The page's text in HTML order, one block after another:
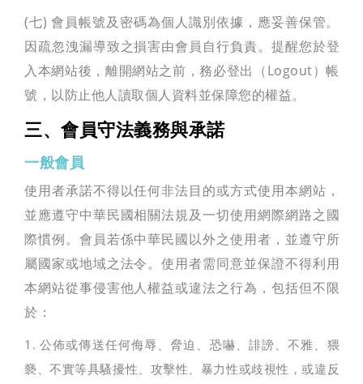
(七) 會員帳號及密碼為個人識別依據，應妥善保管。
因疏忽洩漏導致之損害由會員自行負責。提醒您於登
入本網站後，離開網站之前，務必登出（Logout）帳
號，以防止他人讀取個人資料並保障您的權益。
三、會員守法義務與承諾
一般會員
使用者承諾不得以任何非法目的或方式使用本網站，
並應遵守中華民國相關法規及一切使用網際網路之國
際慣例。會員若係中華民國以外之使用者，並遵守所
屬國家或地域之法令。使用者需同意並保證不得利用
本網站從事侵害他人權益或違法之行為，包括但不限
於：
1. 公佈或傳送任何侮辱、脅迫、恐嚇、誹謗、不雅、猥
褻、不實等具騷擾性、攻擊性、暴力性或歧視性，或違反